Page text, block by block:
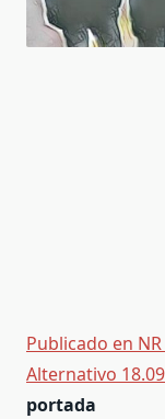
Publicado en
Alternativo
portada